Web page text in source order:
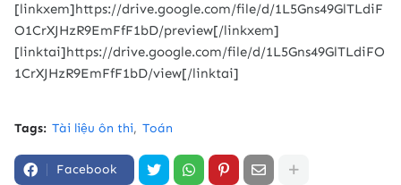
[linkxem]https://drive.google.com/file/d/1L5Gns49GlTLdiF
O1CrXJHzR9EmFfF1bD/preview[/linkxem]
[linktai]https://drive.google.com/file/d/1L5Gns49GlTLdiFO
1CrXJHzR9EmFfF1bD/view[/linktai]
Tags: Tài liệu ôn thi Toán
Facebook